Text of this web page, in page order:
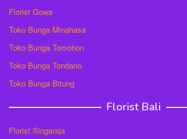
Florist Gowa
Toko Bunga Minahasa
Toko Bunga Tomohon
Toko Bunga Tondano
Toko Bunga Bitung
Florist Bali
Florist Singaraja